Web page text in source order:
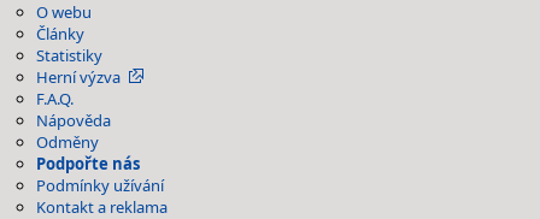
O webu
Články
Statistiky
Herní výzva
F.A.Q.
Nápověda
Odměny
Podpořte nás
Podmínky užívání
Kontakt a reklama